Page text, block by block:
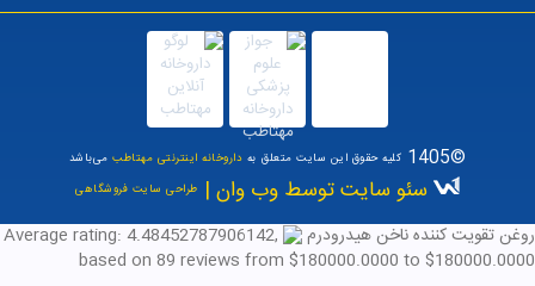
©1405 کلیه حقوق این سایت متعلق به داروخانه اینترنتی مهتاطبمی‌باشد
سئو سایت توسط وب وان | طراحی سایت فروشگاهی
روغن تقویت کننده ناخن هیدرودرم Average rating: 4.48452787906142,
based on 89 reviews from $180000.0000 to $180000.0000